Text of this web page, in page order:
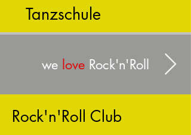
Tanzschule
we love Rock'n'Roll
Rock'n'Roll Club